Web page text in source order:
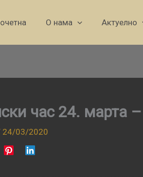
О нама Актуелно
час 24. марта
24/03/2020